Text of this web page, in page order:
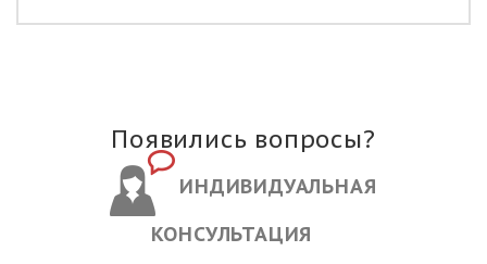
Появились вопросы?
ИНДИВИДУАЛЬНАЯ
КОНСУЛЬТАЦИЯ